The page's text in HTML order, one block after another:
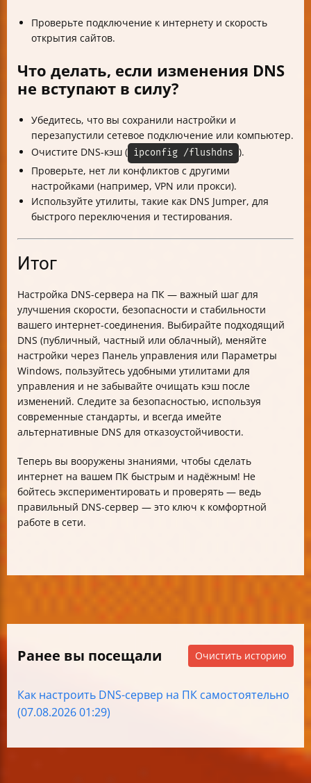
Проверьте подключение к интернету и скорость
открытия сайтов.
Что делать, если изменения DNS
не вступают в силу?
Убедитесь, что вы сохранили настройки и
перезапустили сетевое подключение или компьютер.
Очистите DNS-кэш ( ipconfig /flushdns ).
Проверьте, нет ли конфликтов с другими
настройками (например, VPN или прокси).
Используйте утилиты, такие как DNS Jumper, для
быстрого переключения и тестирования.
Итог
Настройка DNS-сервера на ПК — важный шаг для
улучшения скорости, безопасности и стабильности
вашего интернет-соединения. Выбирайте подходящий
DNS (публичный, частный или облачный), меняйте
настройки через Панель управления или Параметры
Windows, пользуйтесь удобными утилитами для
управления и не забывайте очищать кэш после
изменений. Следите за безопасностью, используя
современные стандарты, и всегда имейте
альтернативные DNS для отказоустойчивости.
Теперь вы вооружены знаниями, чтобы сделать
интернет на вашем ПК быстрым и надёжным! Не
бойтесь экспериментировать и проверять — ведь
правильный DNS-сервер — это ключ к комфортной
работе в сети.
Ранее вы посещали Очистить историю
Как настроить DNS-сервер на ПК самостоятельно
(07.08.2026 01:29)